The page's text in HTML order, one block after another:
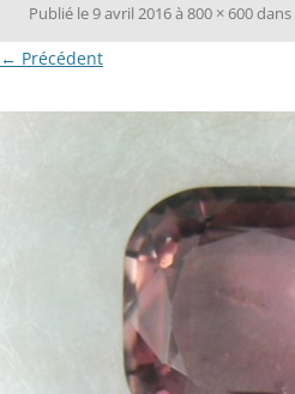
Publié le9 avril 2016à800 × 600dans
← Précédent